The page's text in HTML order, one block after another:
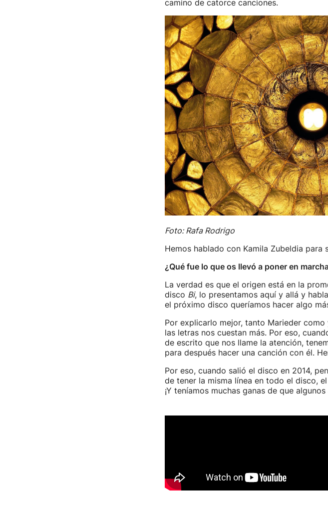
camino de catorce canciones.
Foto: Rafa Rodrigo
Hemos hablado con Kamila Zubeldia para
¿Qué fue lo que os llevó a poner en
La verdad es que el origen está en la
disco Bi, lo presentamos aquí y allá y
el próximo disco queríamos hacer algo
Por explicarlo mejor, tanto Marieder
las letras nos cuestan más. Por eso,
de escrito que nos llame la atención,
para después hacer una canción con él.
Por eso, cuando salió el disco en 2014,
de tener la misma línea en todo el disco,
¡Y teníamos muchas ganas de que